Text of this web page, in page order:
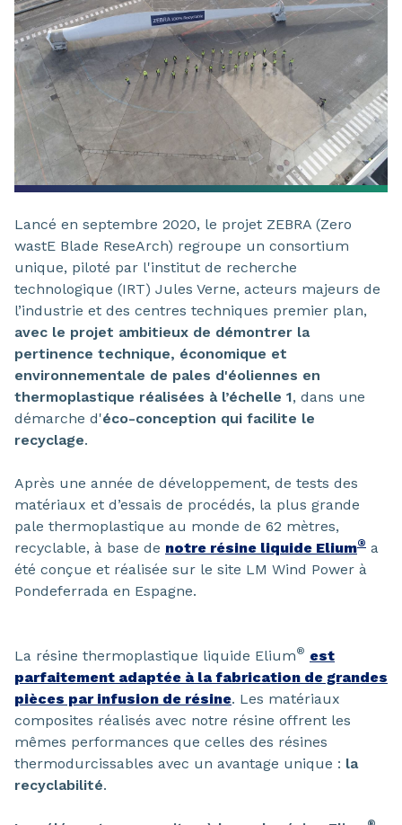
Lancé en septembre 2020, le projet ZEBRA (Zero
wastE Blade ReseArch) regroupe un consortium
unique, piloté par l'institut de recherche
technologique (IRT) Jules Verne, acteurs majeurs de
l’industrie et des centres techniques premier plan,
avec le projet ambitieux de démontrer la
pertinence technique, économique et
environnementale de pales d'éoliennes en
thermoplastique réalisées à l’échelle 1, dans une
démarche d'éco-conception qui facilite le
recyclage.
Après une année de développement, de tests des
matériaux et d’essais de procédés, la plus grande
pale thermoplastique au monde de 62 mètres,
recyclable, à base de notre résine liquide Elium® a
été conçue et réalisée sur le site LM Wind Power à
Pondeferrada en Espagne.
La résine thermoplastique liquide Elium® est
parfaitement adaptée à la fabrication de grandes
pièces par infusion de résine. Les matériaux
composites réalisés avec notre résine offrent les
mêmes performances que celles des résines
thermodurcissables avec un avantage unique : la
recyclabilité.